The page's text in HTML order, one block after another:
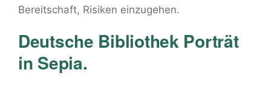
Bereitschaft, Risiken einzugehen.
Deutsche Bibliothek Porträt
in Sepia.